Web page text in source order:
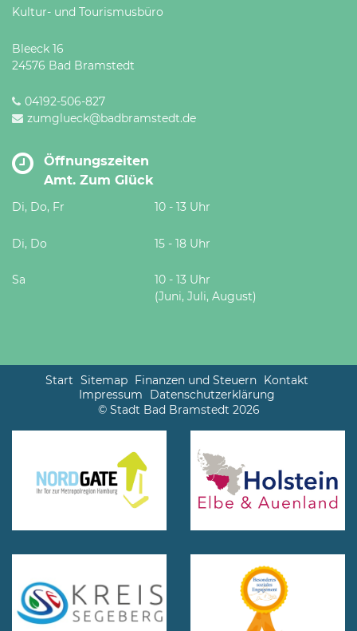
Kultur- und Tourismusbüro
Bleeck 16
24576 Bad Bramstedt
04192-506-827
zumglueck@badbramstedt.de
Öffnungszeiten
Amt. Zum Glück
Di, Do, Fr 10 - 13 Uhr
Di, Do 15 - 18 Uhr
Sa
10 - 13 Uhr
(Juni, Juli, August)
Start Sitemap Finanzen und Steuern Kontakt
Impressum
Datenschutzerklärung
© Stadt Bad Bramstedt 2026